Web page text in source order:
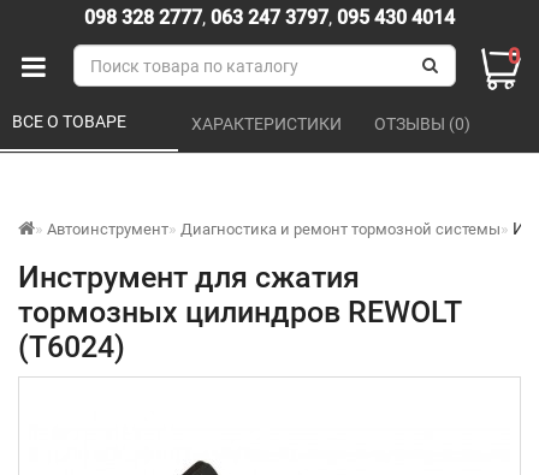
098 328 2777, 063 247 3797, 095 430 4014
0
Автоинструмент Диагностика и ремонт тормозной системы
Инструмент для сжатия
тормозных цилиндров REWOLT
(T6024)
ВСЕ О ТОВАРЕ ХАРАКТЕРИСТИКИ ОТЗЫВЫ (0)